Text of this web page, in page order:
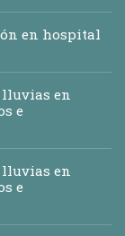
en hospital
lluvias en
e
lluvias en
e